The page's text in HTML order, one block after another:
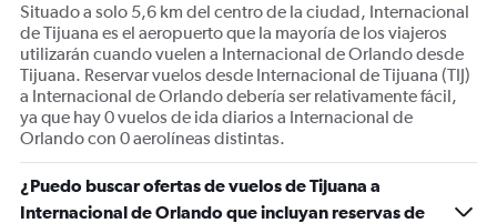
Situado a solo 5,6 km del centro de la ciudad, Internacional
de Tijuana es el aeropuerto que la mayoría de los viajeros
utilizarán cuando vuelen a Internacional de Orlando desde
Tijuana. Reservar vuelos desde Internacional de Tijuana (TIJ)
a Internacional de Orlando debería ser relativamente fácil,
ya que hay 0 vuelos de ida diarios a Internacional de
Orlando con 0 aerolíneas distintas.
¿Puedo buscar ofertas de vuelos de Tijuana a
Internacional de Orlando que incluyan reservas de